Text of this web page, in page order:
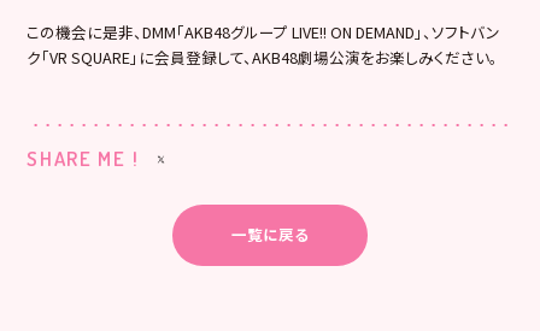
この機会に是非、DMM「AKB48グループ LIVE!! ON DEMAND」、ソフトバン
ク「VR SQUARE」に会員登録して、AKB48劇場公演をお楽しみください。
SHARE ME !
一覧に戻る